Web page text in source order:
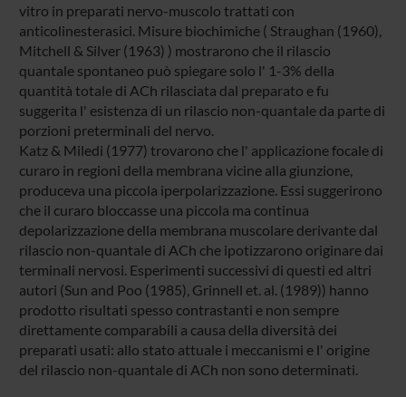
vitro in preparati nervo-muscolo trattati con
anticolinesterasici. Misure biochimiche ( Straughan (1960),
Mitchell & Silver (1963) ) mostrarono che il rilascio
quantale spontaneo può spiegare solo l' 1-3% della
quantità totale di ACh rilasciata dal preparato e fu
suggerita l' esistenza di un rilascio non-quantale da parte di
porzioni preterminali del nervo.
Katz & Miledi (1977) trovarono che l' applicazione focale di
curaro in regioni della membrana vicine alla giunzione,
produceva una piccola iperpolarizzazione. Essi suggerirono
che il curaro bloccasse una piccola ma continua
depolarizzazione della membrana muscolare derivante dal
rilascio non-quantale di ACh che ipotizzarono originare dai
terminali nervosi. Esperimenti successivi di questi ed altri
autori (Sun and Poo (1985), Grinnell et. al. (1989)) hanno
prodotto risultati spesso contrastanti e non sempre
direttamente comparabili a causa della diversità dei
preparati usati: allo stato attuale i meccanismi e l' origine
del rilascio non-quantale di ACh non sono determinati.